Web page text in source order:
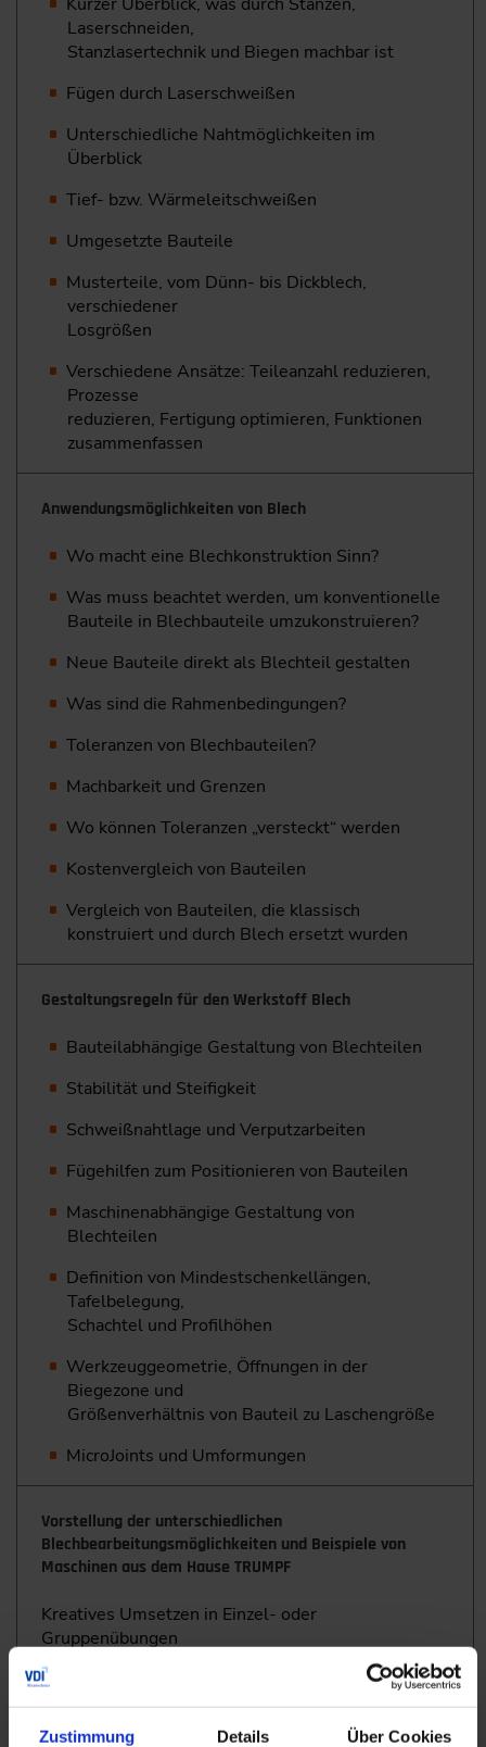
Zustimmung Details Über Cookies
Laserschneiden,
Stanz­lasertechnik und Biegen machbar ist
Fügen durch Laserschweißen
Unterschiedliche Nahtmöglichkeiten im
Überblick
Tief- bzw. Wärmeleitschweißen
Umgesetzte Bauteile
Musterteile, vom Dünn- bis Dickblech,
verschiedener
Losgrößen
Verschiedene Ansätze: Teileanzahl reduzieren,
Prozesse
reduzieren, Fertigung optimieren, Funktionen
zusammenfassen
Anwendungsmöglichkeiten von Blech
Wo macht eine Blechkonstruktion Sinn?
Was muss beachtet werden, um konventionelle
Bauteile in Blechbauteile umzukonstruieren?
Neue Bauteile direkt als Blechteil gestalten
Was sind die Rahmenbedingungen?
Toleranzen von Blechbauteilen?
Machbarkeit und Grenzen
Wo können Toleranzen „versteckt“ werden
Kostenvergleich von Bauteilen
Vergleich von Bauteilen, die klassisch
konstruiert und durch Blech ersetzt wurden
Gestaltungsregeln für den Werkstoff Blech
Bauteilabhängige Gestaltung von Blechteilen
Stabilität und Steifigkeit
Schweißnahtlage und Verputzarbeiten
Fügehilfen zum Positionieren von Bauteilen
Maschinenabhängige Gestaltung von
Blechteilen
Definition von Mindestschenkellängen,
Tafelbelegung,
Schachtel und Profilhöhen
Werkzeuggeometrie, Öffnungen in der
Biegezone und
Größenverhältnis von Bauteil zu Laschengröße
MicroJoints und Umformungen
Vorstellung der unterschiedlichen
Blechbearbeitungsmöglich­keiten und Beispiele von
Maschinen aus dem Hause TRUMPF
Kreatives Umsetzen in Einzel- oder
Gruppenübungen